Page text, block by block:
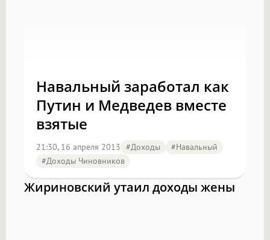
Навальный заработал как
Путин и Медведев вместе
взятые
21:30, 16 апреля 2013 #доходы
#Навальный
#доходы Чиновников
Жириновский утаил доходы жены